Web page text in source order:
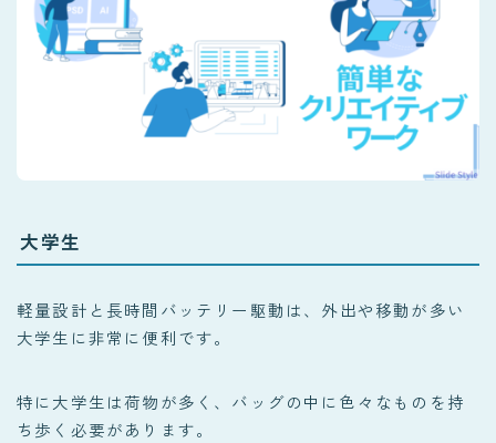
大学生
軽量設計と長時間バッテリー駆動は、外出や移動が多い
大学生に非常に便利です。
特に大学生は荷物が多く、バッグの中に色々なものを持
ち歩く必要があります。